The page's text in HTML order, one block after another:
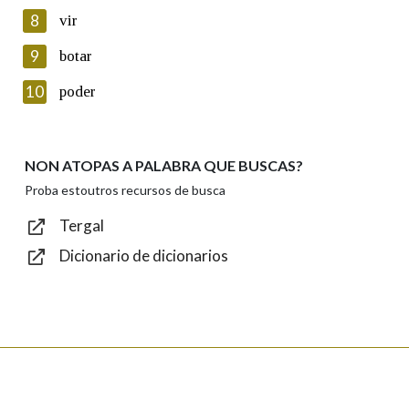
Lin e acepto as condicións da política de
Introduce o código que aparece na imaxe:
Texto de verificación
8 vir
9 botar
10 poder
NON ATOPAS A PALABRA QUE BUSCAS?
Proba estoutros recursos de busca
Tergal
Dicionario de dicionarios